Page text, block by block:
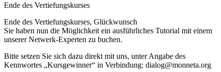
Ende des Vertiefungskurses
Ende des Vertiefungskurses, Glückwunsch
Sie haben nun die Möglichkeit ein ausführliches Tutorial mit einem
unserer Netwerk-Experten zu buchen.
Bitte setzen Sie sich dazu direkt mit uns, unter Angabe des
Kennwortes „Kursgewinner“ in Verbindung: dialog@monneta.org